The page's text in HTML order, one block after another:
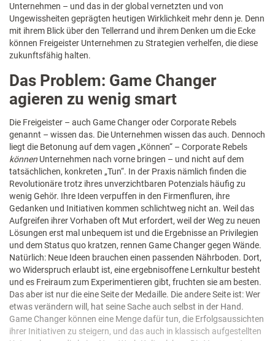
Unternehmen – und das in der global vernetzten und von
Ungewissheiten geprägten heutigen Wirklichkeit mehr denn je. Denn
mit ihrem Blick über den Tellerrand und ihrem Denken um die Ecke
können Freigeister Unternehmen zu Strategien verhelfen, die diese
zukunftsfähig halten.
Das Problem: Game Changer
agieren zu wenig smart
Die Freigeister – auch Game Changer oder Corporate Rebels
genannt – wissen das. Die Unternehmen wissen das auch. Dennoch
liegt die Betonung auf dem vagen „Können“ – Corporate Rebels
können Unternehmen nach vorne bringen – und nicht auf dem
tatsächlichen, konkreten „Tun“. In der Praxis nämlich finden die
Revolutionäre trotz ihres unverzichtbaren Potenzials häufig zu
wenig Gehör. Ihre Ideen verpuffen in den Firmenfluren, ihre
Gedanken und Initiativen kommen schlichtweg nicht an. Weil das
Aufgreifen ihrer Vorhaben oft Mut erfordert, weil der Weg zu neuen
Lösungen erst mal unbequem ist und die Ergebnisse an Privilegien
und dem Status quo kratzen, rennen Game Changer gegen Wände.
Natürlich: Neue Ideen brauchen einen passenden Nährboden. Dort,
wo Widerspruch erlaubt ist, eine ergebnisoffene Lernkultur besteht
und es Freiraum zum Experimentieren gibt, fruchten sie am besten.
Das aber ist nur die eine Seite der Medaille. Die andere Seite ist: Wer
etwas verändern will, hat seine Sache auch selbst in der Hand.
Game Changer können eine Menge dafür tun, die Erfolgsaussichten
ihrer Initiativen zu steigern, und das auch in klassisch aufgestellten